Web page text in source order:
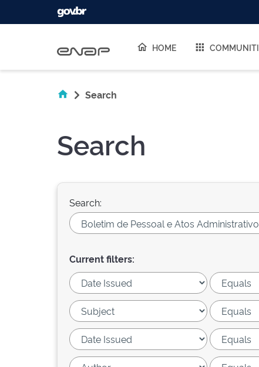
HOME
Search
Search
Search:
Current filters: